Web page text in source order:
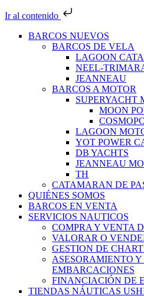
Ir al contenido
BARCOS NUEVOS
BARCOS DE VELA
LAGOON
NEEL-
JEANNEAU
BARCOS A MOTOR
SUPERYACHT
MOON
LAGOON
YOT POWER
DB YACHTS
JEANNEAU
TH
CATAMARAN DE
QUIÉNES SOMOS
BARCOS EN VENTA
SERVICIOS NAUTICOS
COMPRA Y VENTA
VALORAR O
GESTION DE
ASESORAMIENTO Y
EMBARCACIONES
FINANCIACIÓN DE
TIENDAS NÁUTICAS